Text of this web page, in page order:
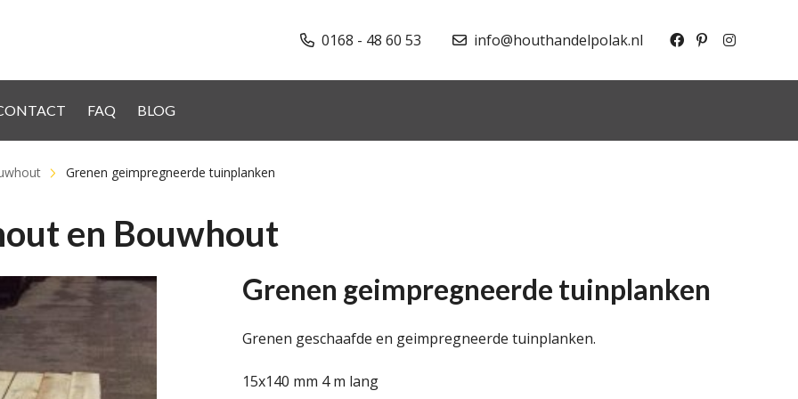
0168 - 48 60 53 info@houthandelpolak.nl
FAQ BLOG
Grenen geimpregneerde tuinplanken
en Bouwhout
Grenen geimpregneerde tuinplanken
Grenen geschaafde en geimpregneerde tuinplanken.
15x140 mm 4 m lang